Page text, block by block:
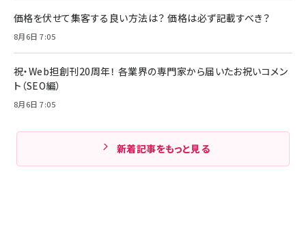
価格を伏せて集客する良い方法は？ 価格は必ず記載すべき？
8月6日 7:05
祝・Web担創刊20周年！ 各業界の専門家から届いたお祝いコメン
ト（SEO編）
8月6日 7:05
新着記事をもっと見る